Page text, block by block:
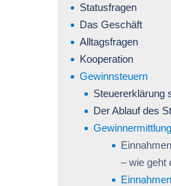
Statusfragen
Das Geschäft
Alltagsfragen
Kooperation
Gewinnsteuern
Steuererklärung
Der Ablauf des
Gewinnermittlung
– wie geht